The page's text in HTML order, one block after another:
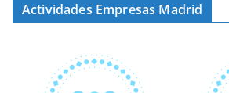
Actividades Empresas Madrid